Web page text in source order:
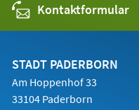
Kontaktformular
STADT PADERBORN
Am Hoppenhof 33
33104 Paderborn